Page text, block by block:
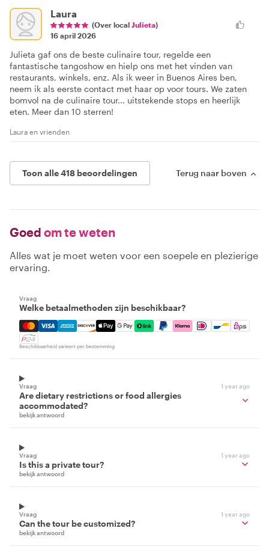
Laura
(Over local Julieta)
16 april 2026
Julieta gaf ons de beste culinaire tour, regelde een
fantastische tangoshow en hielp ons met het vinden van
restaurants, winkels, enz. Als ik weer in Buenos Aires ben,
neem ik als eerste contact met haar op voor tours. We zaten
bomvol na de culinaire tour... uitstekende stops en heerlijk
eten. Meer dan 10 sterren!
Laura en vrienden
Toon alle 418 beoordelingen Terug naar boven
Goed om te weten
Alles wat je moet weten voor een soepele en plezierige
ervaring.
Vraag
Welke betaalmethoden zijn beschikbaar?
Mastercard, Visa, Amex, Discover, Apple Pay, Google
Beschikbaarheid varieert per bestemming
Vraag 1 year ago
Are dietary restrictions or food allergies
accommodated?
bekijk antwoord
Vraag 1 year ago
Is this a private tour?
bekijk antwoord
Vraag 1 year ago
Can the tour be customized?
bekijk antwoord